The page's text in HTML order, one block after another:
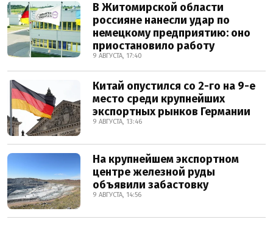
В Житомирской области
россияне нанесли удар по
немецкому предприятию: оно
приостановило работу
9 АВГУСТА, 17:40
Китай опустился со 2-го на 9-е
место среди крупнейших
экспортных рынков Германии
9 АВГУСТА, 13:46
На крупнейшем экспортном
центре железной руды
объявили забастовку
9 АВГУСТА, 14:56